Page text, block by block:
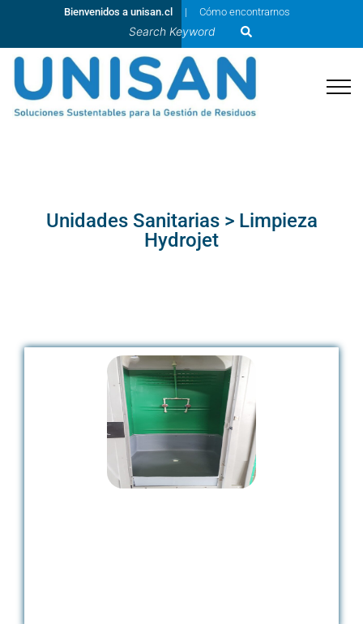
Bienvenidos a unisan.cl Cómo encontrarnos
Unidades Sanitarias > Limpieza
Hydrojet